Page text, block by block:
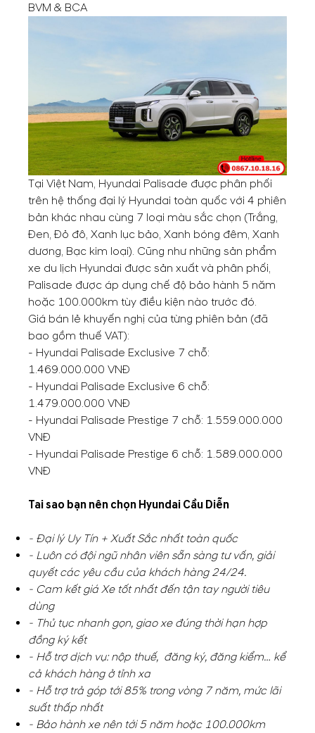
BVM & BCA
Tại Việt Nam, Hyundai Palisade được phân phối
trên hệ thống đại lý Hyundai toàn quốc với 4 phiên
bản khác nhau cùng 7 loại màu sắc chọn (Trắng,
Đen, Đỏ đô, Xanh lục bảo, Xanh bóng đêm, Xanh
dương, Bạc kim loại). Cũng như những sản phẩm
xe du lịch Hyundai được sản xuất và phân phối,
Palisade được áp dụng chế độ bảo hành 5 năm
hoặc 100.000km tùy điều kiện nào trước đó.
Giá bán lẻ khuyến nghị của từng phiên bản (đã
bao gồm thuế VAT):
- Hyundai Palisade Exclusive 7 chỗ:
1.469.000.000 VNĐ
- Hyundai Palisade Exclusive 6 chỗ:
1.479.000.000 VNĐ
- Hyundai Palisade Prestige 7 chỗ: 1.559.000.000
VNĐ
- Hyundai Palisade Prestige 6 chỗ: 1.589.000.000
VNĐ
Tai sao bạn nên chọn Hyundai Cầu Diễn
- Đại lý Uy Tín + Xuất Sắc nhất toàn quốc
- Luôn có đội ngũ nhân viên sẵn sàng tư vấn, giải
quyết các yêu cầu của khách hàng 24/24.
- Cam kết giá Xe tốt nhất đến tận tay người tiêu
dùng
- Thủ tục nhanh gọn, giao xe đúng thời hạn hợp
đồng ký kết
- Hỗ trợ dịch vụ: nộp thuế, đăng ký, đăng kiểm… kể
cả khách hàng ở tỉnh xa
- Hỗ trợ trả góp tới 85% trong vòng 7 năm, mức lãi
suất thấp nhất
- Bảo hành xe nên tới 5 năm hoặc 100.000km